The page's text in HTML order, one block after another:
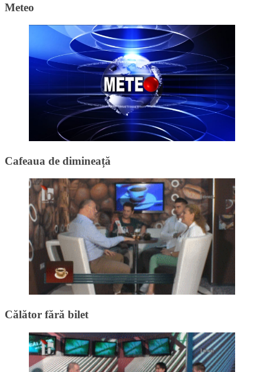
Meteo
Cafeaua de dimineață
Călător fără bilet